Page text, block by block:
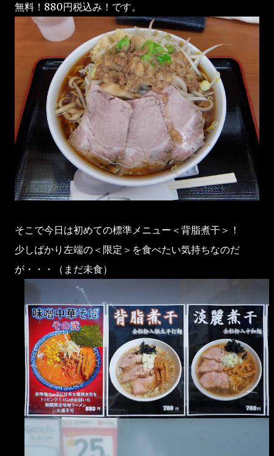
無料！880円税込み！です。
そこで今日は初めての標準メニュー＜背脂煮干＞！
少しばかり左端の＜限定＞を食べたい気持ちなのだ
が・・・（まだ未食）